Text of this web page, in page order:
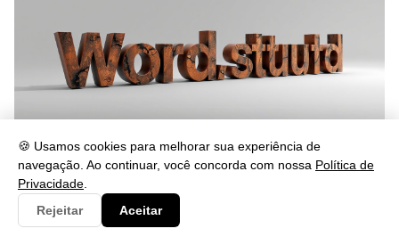
🍪 Usamos cookies para melhorar sua experiência de
navegação. Ao continuar, você concorda com nossa Política de
Privacidade
Rejeitar
Aceitar
Cabalmente Significado: Entenda o Uso da Palavra
26/05/2026 às 23:46